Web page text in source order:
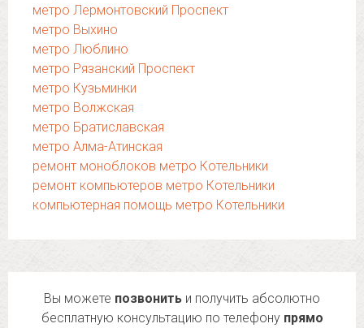
метро Лермонтовский Проспект
метро Выхино
метро Люблино
метро Рязанский Проспект
метро Кузьминки
метро Волжская
метро Братиславская
метро Алма-Атинская
ремонт моноблоков метро Котельники
ремонт компьютеров метро Котельники
компьютерная помощь метро Котельники
Вы можете позвонить и получить абсолютно
бесплатную консультацию по телефону прямо